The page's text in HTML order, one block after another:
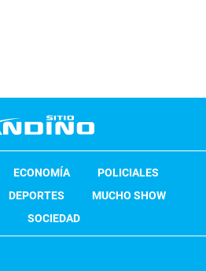
ECONOMÍA
POLICIALES
DEPORTES
MUCHO SHOW
SOCIEDAD